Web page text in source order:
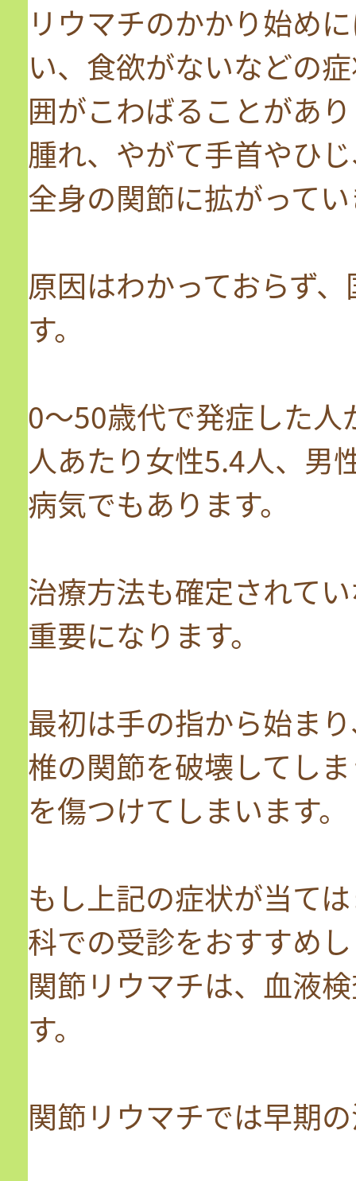
リウマチのかかり始め
い、食欲がないなどの
囲がこわばることがあ
腫れ、やがて手首やひ
全身の関節に拡がって
原因はわかっておらず
す。
0～50歳代で発症した
人あたり女性5.4人、男
病気でもあります。
治療方法も確定されて
重要になります。
最初は手の指から始ま
椎の関節を破壊してし
を傷つけてしまいます。
もし上記の症状が当て
科での受診をおすすめ
関節リウマチは、血液
す。
関節リウマチでは早期